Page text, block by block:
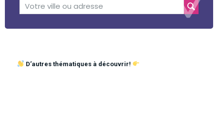
D’autres thématiques à découvrir!